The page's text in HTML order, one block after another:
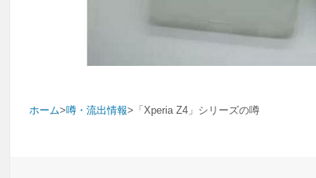
ホーム>噂・流出情報> 「Xperia Z4」シリーズの噂